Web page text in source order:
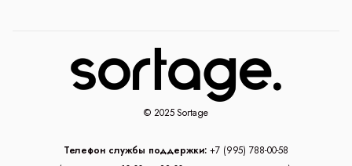
© 2025 Sortage
Телефон службы поддержки: +7 (995) 788-00-58